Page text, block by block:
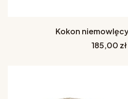
Kokon
Cena
185,00 zł